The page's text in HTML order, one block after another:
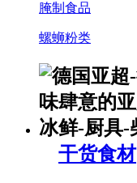
腌制食品
螺蛳粉类
干货食材